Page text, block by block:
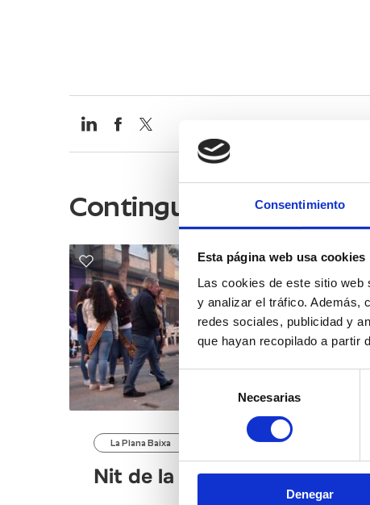
Consentimiento
Esta página web usa cookies
Las cookies de este sitio web
y analizar el tráfico. Además,
redes sociales, publicidad y
que hayan recopilado a partir
Selección
consentimiento
Necesarias
Denegar
Continguts relacionats
La Plana Baixa
Nit de la Xulla